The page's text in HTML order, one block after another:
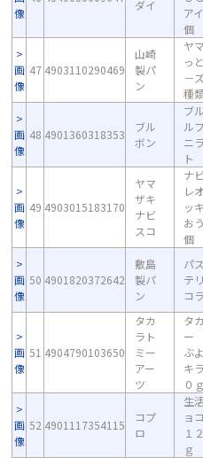
像
ダイ
ア
個
画
像
47 4903110290469
山崎
製パ
ン
ヤ
っ
－
種
画
像
48 4901360318353
ブル
ボン
ブ
ル
ニ
ト
画
像
49 4903015183170
ヤマ
ザキ
ナビ
スコ
ナ
レ
ッ
お
個
画
像
50 4901820372642
敷島
製パ
ン
パ
テ
コラ
画
像
51 4904790103650
タカ
ラト
ミー
アー
ツ
タ
ー
ぶ
キ
０ｇ
画
像
52 4901117354115
コプ
ロ
生
ョ
１
ｇ